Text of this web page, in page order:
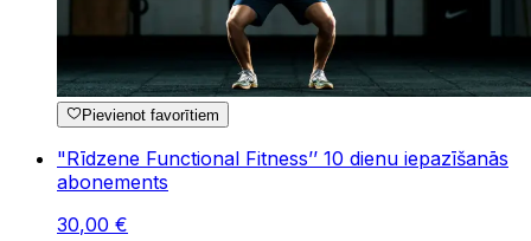
Pievienot favorītiem
"Rīdzene Functional Fitness’’ 10 dienu iepazīšanās
abonements
30,00 €